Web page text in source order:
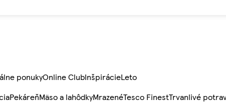
ponukyOnline ClubInšpirácieLeto
PekáreňMäso a lahôdkyMrazenéTesco FinestTrvanlivé